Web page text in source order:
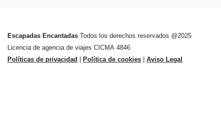
Escapadas Encantadas Todos los derechos reservados @2025
Licencia de agencia de viajes CICMA 4846
Políticas de privacidad
Política de cookies Aviso Legal